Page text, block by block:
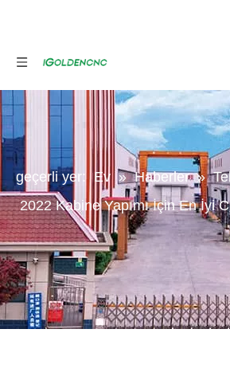
geçerli yer: Ev » Haberler »
2022 Kabine Yapımı İçin En İyi